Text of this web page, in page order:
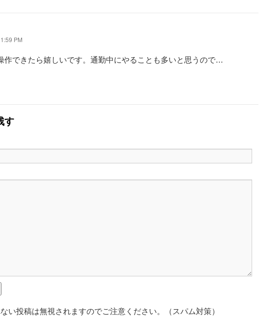
PM
作できたら嬉しいです。通勤中にやることも多いと思うので…
す
い投稿は無視されますのでご注意ください。（スパム対策）